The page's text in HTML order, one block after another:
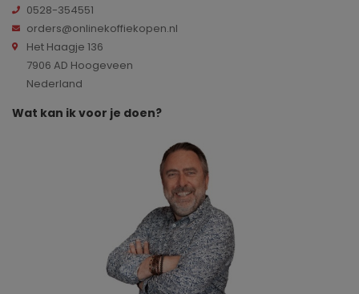
0528-354551
orders@onlinekoffiekopen.nl
Het Haagje 136
7906 AD Hoogeveen
Nederland
Wat kan ik voor je doen?